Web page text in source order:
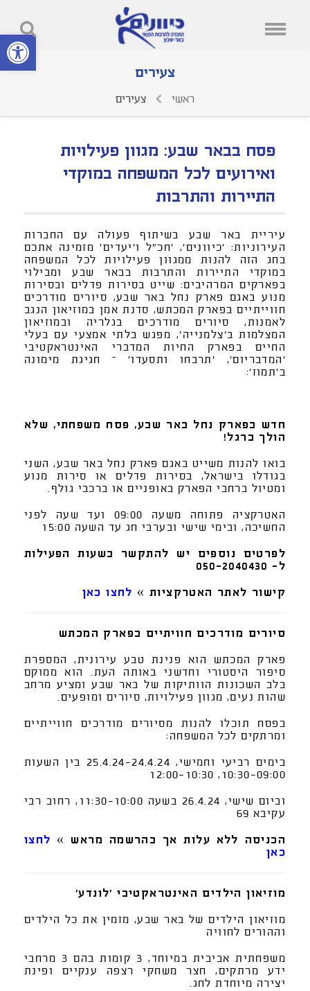
פתח סרגל
צעירים
ראשי צעירים
פסח בבאר שבע: מגוון פעילויות
ואירועים לכל המשפחה במוקדי
התיירות והתרבות
עיריית באר שבע בשיתוף פעולה עם החברות
העירוניות: 'כיוונים', 'חכ"ל ו'יעדים' מזמינה אתכם
בחג הזה להנות ממגוון פעילויות לכל המשפחה
במוקדי התיירות והתרבות בבאר שבע ומבילוי
בפארקים המרהיבים: שייט בסירות פדלים ובסירות
מנוע באגם פארק נחל באר שבע, סיורים מודרכים
חווייתיים בפארק המכתש, סדנת אמן במוזיאון הנגב
לאמנות, סיורים מודרכים בגלריה ובמוזיאון
המצלמות ב'צלמנייה', מפגש בלתי אמצעי עם בעלי
החיים בפארק החיות המדברי האינטראקטיבי
'המדבריום', 'תרבחו ותסעדו' – חגיגת מימונה
ב'תמוז':
חדש בפארק נחל באר שבע, פסח משפחתי, שלא
הולך ברגל!
בואו להנות משייט באגם פארק נחל באר שבע, השני
בגודלו בישראל, בסירות פדלים או סירות מנוע
ומטיול ברחבי הפארק באופניים או ברכבי גולף.
האטרקציה פתוחה משעה 09:00 ועד שעה לפני
החשיכה, ובימי שישי ובערבי חג עד השעה 15:00
לפרטים נוספים יש להתקשר בשעות הפעילות
ל- 050-2040430
קישור לאתר האטרקציות » לחצו כאן
סיורים מודרכים חוויתיים בפארק המכתש
פארק המכתש הוא פנינת טבע עירונית, המספרת
סיפור היסטורי וחדשני באותה העת. הוא ממוקם
בלב השכונות הוותיקות של באר שבע ומציע מרחב
שהות נעים, מגוון פעילויות, סיורים ומופעים.
בפסח תוכלו להנות מסיורים מודרכים חווייתיים
ומרתקים לכל המשפחה:
בימים רביעי וחמישי, 25.4.24-24.4.24 בין השעות
10:30-09:00, 12:00-10:30
וביום שישי, 26.4.24 בשעה 11:30-10:00, רחוב רבי
עקיבא 69
הכניסה ללא עלות אך בהרשמה מראש » לחצו
כאן
מוזיאון הילדים האינטראקטיבי 'לונדע'
מוזיאון הילדים של באר שבע, מזמין את כל הילדים
וההורים לחוויה
משפחתית אביבית במיוחד, 3 קומות בהם 3 מרחבי
ידע מרתקים, חצר משחקי רצפה ענקיים ופינת
יצירה מיוחדת לחג.